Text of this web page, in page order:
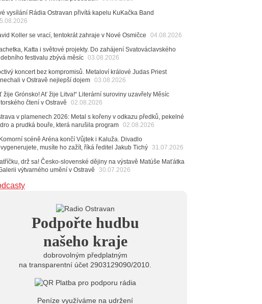
27.07.2026
držitelka Ceny Thálie za celoživotní mistrovství
10:06
Ladná Čeladná nabídne Olympic, Langerovou i
Kirschner, návštěvníci nově zaplatí už jen pomocí čipů
24.07.2026
17:06
Zpěvačka Tanja vydala nové EP Plamen
22.07.2026
10:02
Kapela Midnight v Rádiu Ostravan: Od minulého roku
jsme upgradovali naši show
AUDIO
20:09
Na Novou Osmičku míří Bára Zmeková Trio. Výrazná
osobnost české alternativní scény zahraje ve Frýdku-Místku
14:01
Hostem živého vysílání Rádia Ostravan bude herec
Dušan Urban
20.07.2026
18.07.2026
Pimprléto promění areál Divadla loutek Ostrava v
letní centrum umění, tvoření a sousedských setkání
vysílání Rádia Ostravan přivítá kapelu KuKačka Band
Koller se vrací, tentokrát zahraje v Nové Osmičce
04.08.2026
Katta i světové projekty. Do zahájení Svatováclavského
festivalu zbývá měsíc 03.08.2026
koncert bez kompromisů. Metaloví králové Judas Priest
v Ostravě nejlepší dojem 03.08.2026
žije Grónsko! Ať žije Litva!“ Literární suroviny uzavřely Měsíc
čtení v Ostravě
02.08.2026
v plamenech 2026: Metal s kořeny v odkazu předků, pekelné
a prudká bouře, která narušila program 02.08.2026
scéně Aréna končí Vůjtek i Kaluža. Divadlo
musíte ho zažít, říká ředitel Jakub Tichý 31.07.2026
drž sa! Česko-slovenské dějiny na výstavě Matúše Maťátka
výtvarného umění v Ostravě
30.07.2026
Podpořte hudbu
našeho kraje
dobrovolným předplatným
na transparentní účet 2903129090/2010.
Peníze využíváme na udržení